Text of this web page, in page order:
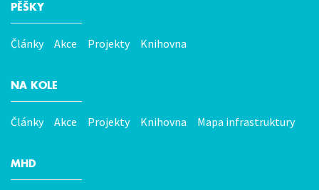
Hlavní
menu
PĚŠKY
Články Akce Projekty Knihovna
NA KOLE
Články Akce Projekty Knihovna Mapa infrastruktury
MHD